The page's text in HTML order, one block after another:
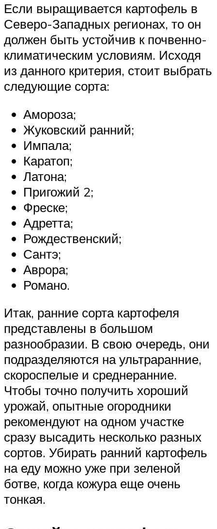
Если выращивается картофель в
Северо-Западных регионах, то он
должен быть устойчив к почвенно-
климатическим условиям. Исходя
из данного критерия, стоит выбрать
следующие сорта:
Амороза;
Жуковский ранний;
Импала;
Каратоп;
Латона;
Пригожий 2;
Фреске;
Адретта;
Рождественский;
Сантэ;
Аврора;
Романо.
Итак, ранние сорта картофеля
представлены в большом
разнообразии. В свою очередь, они
подразделяются на ультраранние,
скороспелые и среднеранние.
Чтобы точно получить хороший
урожай, опытные огородники
рекомендуют на одном участке
сразу высадить несколько разных
сортов. Убирать ранний картофель
на еду можно уже при зеленой
ботве, когда кожура еще очень
тонкая.